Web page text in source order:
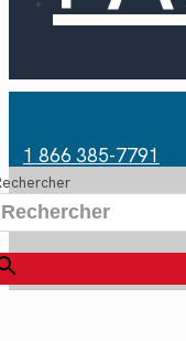
1 866 385-7791